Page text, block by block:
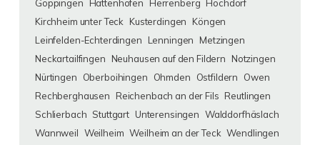
Göppingen Hattenhofen Herrenberg
Hochdorf
Kirchheim unter Teck
Kusterdingen
Köngen
Leinfelden-Echterdingen
Lenningen
Metzingen
Neckartailfingen
Neuhausen auf den Fildern
Notzingen
Nürtingen
Oberboihingen Ohmden Ostfildern
Owen
Rechberghausen
Reichenbach an der Fils Reutlingen
Schlierbach Stuttgart Unterensingen Walddorfhäslach
Wannweil Weilheim Weilheim an der Teck Wendlingen